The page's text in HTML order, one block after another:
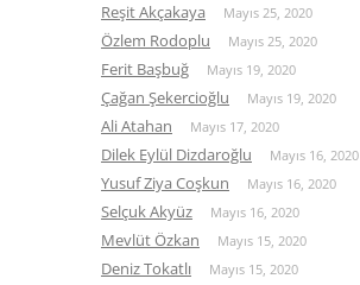
Reşit Akçakaya Mayıs 25, 2020
Özlem Rodoplu Mayıs 25, 2020
Ferit Başbuğ Mayıs 19, 2020
Çağan Şekercioğlu Mayıs 19, 2020
Ali Atahan Mayıs 17, 2020
Dilek Eylül Dizdaroğlu Mayıs 16, 2020
Yusuf Ziya Coşkun Mayıs 16, 2020
Selçuk Akyüz Mayıs 16, 2020
Mevlüt Özkan Mayıs 15, 2020
Deniz Tokatlı Mayıs 15, 2020